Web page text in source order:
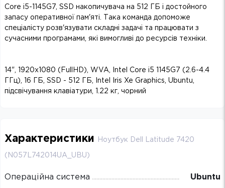
Core i5-1145G7, SSD накопичувача на 512 ГБ і достойного
запасу оперативної пам'яті. Така команда допоможе
спеціалісту розв'язувати складні задачі та працювати з
сучасними програмами, які вимогливі до ресурсів техніки.
14", 1920х1080 (FullHD), WVA, Intel Core i5 1145G7 (2.6-4.4
ГГц), 16 ГБ, SSD - 512 ГБ, Intel Iris Xe Graphics, Ubuntu,
підсвічування клавіатури, 1.22 кг, чорний
Характеристики Ноутбук Dell Latitude 7420
(N057L742014UA_UBU)
Операційна система Ubuntu